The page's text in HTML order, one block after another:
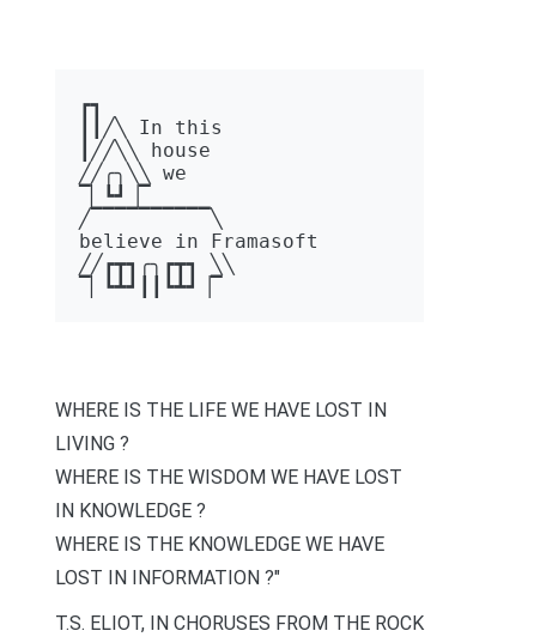
┏┓
┃┃╱╲ In this
┃╱╱╲╲ house
╱╱╭╮╲╲ we
▔▏┗┛▕▔
╱▔▔▔▔▔▔▔▔▔▔╲
believe in Framasoft
╱╱┏┳┓╭╮┏┳┓ ╲╲
▔▏┗┻┛┃┃┗┻┛▕▔
WHERE IS THE LIFE WE HAVE LOST IN
LIVING ?
WHERE IS THE WISDOM WE HAVE LOST
IN KNOWLEDGE ?
WHERE IS THE KNOWLEDGE WE HAVE
LOST IN INFORMATION ?"
T.S. ELIOT, IN CHORUSES FROM THE ROCK